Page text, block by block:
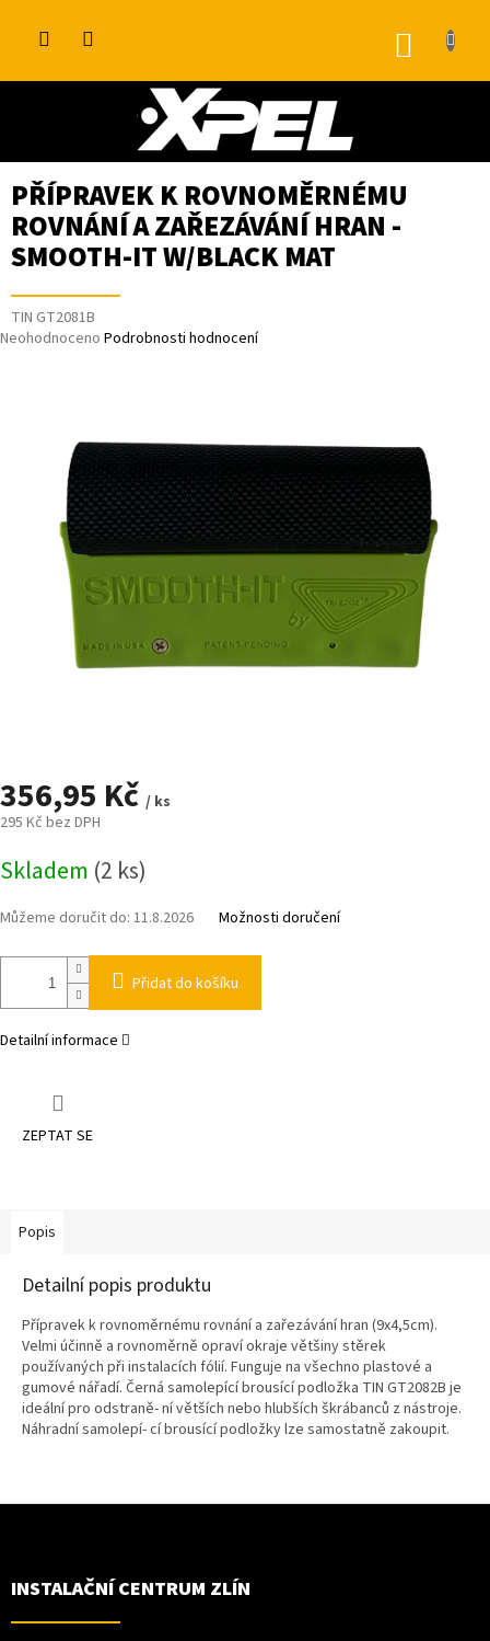
PŘÍPRAVEK K ROVNOMĚRNÉMU
ROVNÁNÍ A ZAŘEZÁVÁNÍ HRAN -
SMOOTH-IT W/BLACK MAT
TIN GT2081B
Průměrné
hvězdiček.
Neohodnoceno Podrobnosti hodnocení
356,95 Kč / ks
295 Kč bez DPH
cena:
Skladem (2 ks)
Můžeme doručit do: 11.8.2026 Možnosti doručení
Přidat do košíku
Detailní informace
ZEPTAT SE
Popis
Detailní popis produktu
Přípravek k rovnoměrnému rovnání a zařezávání hran (9x4,5cm).
Velmi účinně a rovnoměrně opraví okraje většiny stěrek
používaných při instalacích fólií. Funguje na všechno plastové a
gumové nářadí. Černá samolepící brousící podložka TIN GT2082B je
ideální pro odstraně- ní větších nebo hlubších škrábanců z nástroje.
Náhradní samolepí- cí brousící podložky lze samostatně zakoupit.
Z
INSTALAČNÍ CENTRUM ZLÍN